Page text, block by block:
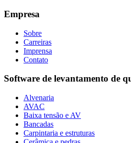
Empresa
Sobre
Carreiras
Imprensa
Contato
Software de levantamento de
Alvenaria
AVAC
Baixa tensão e AV
Bancadas
Carpintaria e estruturas